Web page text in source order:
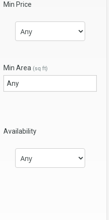
Min Price
Min Area (sq ft)
Availability